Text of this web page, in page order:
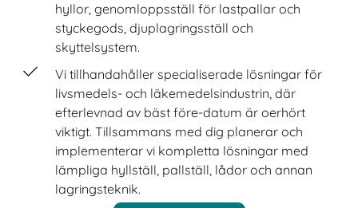
hyllor, genomloppsställ för lastpallar och
styckegods, djuplagringsställ och
skyttelsystem.
Vi tillhandahåller specialiserade lösningar för
livsmedels- och läkemedelsindustrin, där
efterlevnad av bäst före-datum är oerhört
viktigt. Tillsammans med dig planerar och
implementerar vi kompletta lösningar med
lämpliga hyllställ, pallställ, lådor och annan
lagringsteknik.